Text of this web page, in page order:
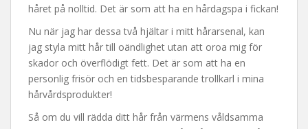
håret på nolltid. Det är som att ha en hårdagspa i fickan!
Nu när jag har dessa två hjältar i mitt hårarsenal, kan
jag styla mitt hår till oändlighet utan att oroa mig för
skador och överflödigt fett. Det är som att ha en
personlig frisör och en tidsbesparande trollkarl i mina
hårvårdsprodukter!
Så om du vill rädda ditt hår från värmens våldsamma